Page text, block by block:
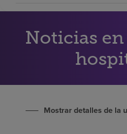
InversoresNoticias
Mostrar detalles de la